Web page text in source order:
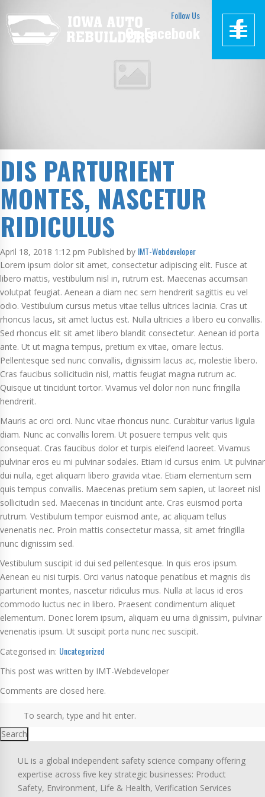
Follow Us
On Facebook
DIS PARTURIENT
MONTES, NASCETUR
RIDICULUS
April 18, 2018 1:12 pm Published by IMT-Webdeveloper
Lorem ipsum dolor sit amet, consectetur adipiscing elit. Fusce at
libero mattis, vestibulum nisl in, rutrum est. Maecenas accumsan
volutpat feugiat. Aenean a diam nec sem hendrerit sagittis eu vel
odio. Vestibulum cursus metus vitae tellus ultrices lacinia. Cras ut
rhoncus lacus, sit amet luctus est. Nulla ultricies a libero eu convallis.
Sed rhoncus elit sit amet libero blandit consectetur. Aenean id porta
ante. Ut ut magna tempus, pretium ex vitae, ornare lectus.
Pellentesque sed nunc convallis, dignissim lacus ac, molestie libero.
Cras faucibus sollicitudin nisl, mattis feugiat magna rutrum ac.
Quisque ut tincidunt tortor. Vivamus vel dolor non nunc fringilla
hendrerit.
Mauris ac orci orci. Nunc vitae rhoncus nunc. Curabitur varius ligula
diam. Nunc ac convallis lorem. Ut posuere tempus velit quis
consequat. Cras faucibus dolor et turpis eleifend laoreet. Vivamus
pulvinar eros eu mi pulvinar sodales. Etiam id cursus enim. Ut pulvinar
dui nulla, eget aliquam libero gravida vitae. Etiam elementum sem
quis tempus convallis. Maecenas pretium sem sapien, ut laoreet nisl
sollicitudin sed. Maecenas in tincidunt ante. Cras euismod porta
rutrum. Vestibulum tempor euismod ante, ac aliquam tellus
venenatis nec. Proin mattis consectetur massa, sit amet fringilla
nunc dignissim sed.
Vestibulum suscipit id dui sed pellentesque. In quis eros ipsum.
Aenean eu nisi turpis. Orci varius natoque penatibus et magnis dis
parturient montes, nascetur ridiculus mus. Nulla at lacus id eros
commodo luctus nec in libero. Praesent condimentum aliquet
elementum. Donec lorem ipsum, aliquam eu urna dignissim, pulvinar
venenatis ipsum. Ut suscipit porta nunc nec suscipit.
Categorised in: Uncategorized
This post was written by IMT-Webdeveloper
Comments are closed here.
Search
UL is a global independent safety science company offering
expertise across five key strategic businesses: Product
Safety, Environment, Life & Health, Verification Services